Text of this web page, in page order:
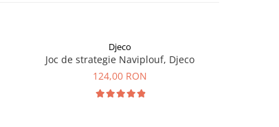
Djeco
Joc de strategie Naviplouf, Djeco
124,00 RON